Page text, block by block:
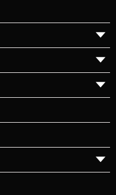
▼
▼
▼
▼